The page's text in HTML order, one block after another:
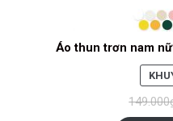
Áo thun trơn nam
149.000